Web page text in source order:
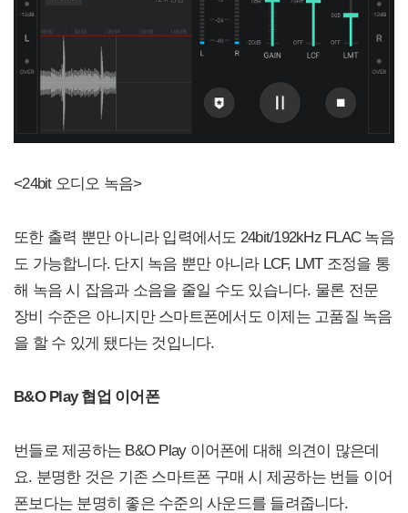
<24bit 오디오 녹음>
또한 출력 뿐만 아니라 입력에서도 24bit/192kHz FLAC 녹음
도 가능합니다. 단지 녹음 뿐만 아니라 LCF, LMT 조정을 통
해 녹음 시 잡음과 소음을 줄일 수도 있습니다. 물론 전문
장비 수준은 아니지만 스마트폰에서도 이제는 고품질 녹음
을 할 수 있게 됐다는 것입니다.
B&O Play 협업 이어폰
번들로 제공하는 B&O Play 이어폰에 대해 의견이 많은데
요. 분명한 것은 기존 스마트폰 구매 시 제공하는 번들 이어
폰보다는 분명히 좋은 수준의 사운드를 들려줍니다.